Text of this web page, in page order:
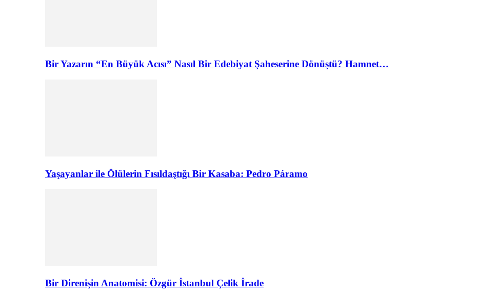
Bir Yazarın “En Büyük Acısı” Nasıl Bir Edebiyat Şaheserine Dönüştü? Hamnet…
Yaşayanlar ile Ölülerin Fısıldaştığı Bir Kasaba: Pedro Páramo
Bir Direnişin Anatomisi: Özgür İstanbul Çelik İrade